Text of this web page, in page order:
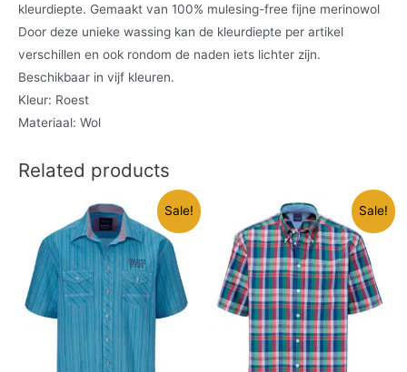
kleurdiepte. Gemaakt van 100% mulesing-free fijne merinowol
Door deze unieke wassing kan de kleurdiepte per artikel
verschillen en ook rondom de naden iets lichter zijn.
Beschikbaar in vijf kleuren.
Kleur: Roest
Materiaal: Wol
Related products
Sale! Sale!